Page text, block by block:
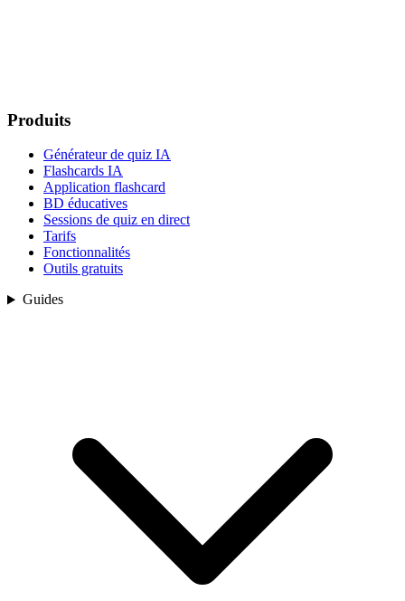
Produits
Générateur de quiz IA
Flashcards IA
Application flashcard
BD éducatives
Sessions de quiz en direct
Tarifs
Fonctionnalités
Outils gratuits
Guides